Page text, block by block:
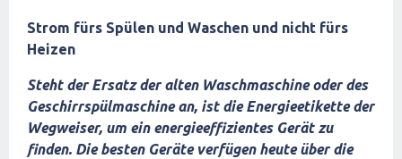
Strom fürs Spülen und Waschen und nicht fürs
Heizen
Steht der Ersatz der alten Waschmaschine oder des
Geschirrspülmaschine an, ist die Energieetikette der
Wegweiser, um ein energieeffizientes Gerät zu
finden. Die besten Geräte verfügen heute über die